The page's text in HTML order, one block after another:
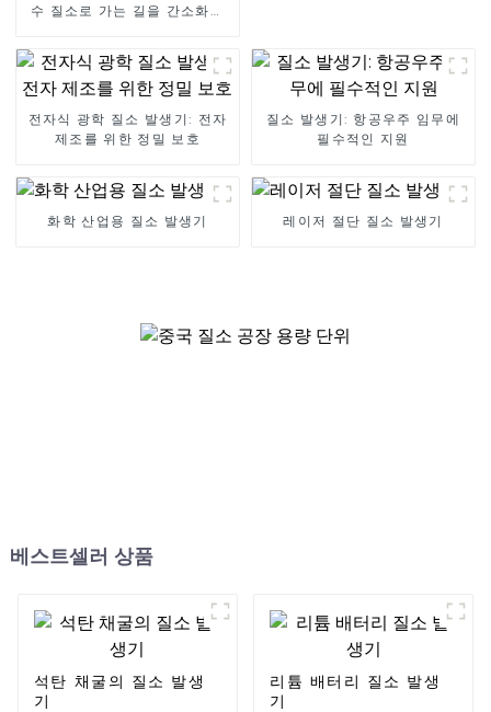
수 질소로 가는 길을 간소화하
전자식 광학 질소 발생기: 전자
제조를 위한 정밀 보호
질소 발생기: 항공우주 임무에
필수적인 지원
화학 산업용 질소 발생기 레이저 절단 질소 발생기
베스트셀러 상품
석탄 채굴의 질소 발생
기
리튬 배터리 질소 발생
기